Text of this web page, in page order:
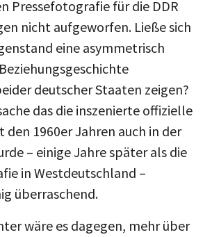
Pressefotografie für die DDR
nicht aufgeworfen. Ließe sich
eine asymmetrisch
deutscher Staaten zeigen?
das die inszenierte offizielle
den 1960er Jahren auch in der
– einige Jahre später als die
in Westdeutschland –
überraschend.
wäre es dagegen, mehr über